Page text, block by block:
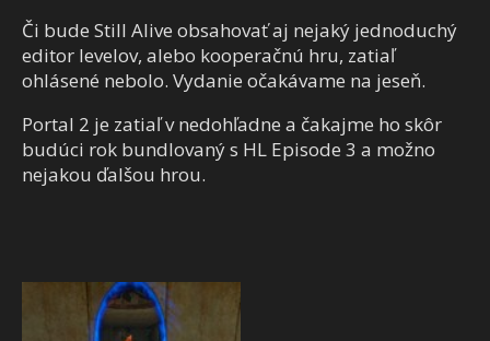
Či bude Still Alive obsahovať aj nejaký jednoduchý
editor levelov, alebo kooperačnú hru, zatiaľ
ohlásené nebolo. Vydanie očakávame na jeseň.
Portal 2 je zatiaľ v nedohľadne a čakajme ho skôr
budúci rok bundlovaný s HL Episode 3 a možno
nejakou ďalšou hrou.